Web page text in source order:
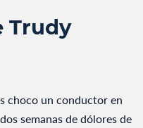
Trudy
choco un conductor en
semanas de dólores de